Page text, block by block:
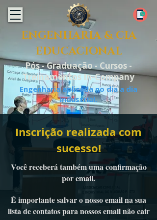
ENGENHARIA & CIA
EDUCACIONAL
Pós - Graduação - Cursos -
Treinamentos In-Company
Engenharia aplicada no dia a dia
industrial.
Inscrição realizada com
sucesso!
Você receberá também uma confirmação
por email.
É importante salvar o nosso email na sua
lista de contatos para nossos email não cair